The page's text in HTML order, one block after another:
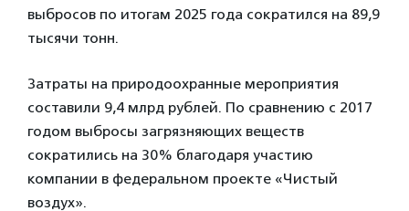
выбросов по итогам 2025 года сократился на 89,9
тысячи тонн.
Затраты на природоохранные мероприятия
составили 9,4 млрд рублей. По сравнению с 2017
годом выбросы загрязняющих веществ
сократились на 30% благодаря участию
компании в федеральном проекте «Чистый
воздух».